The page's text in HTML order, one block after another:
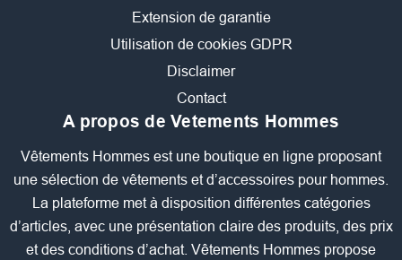
Extension de garantie
Utilisation de cookies GDPR
Disclaimer
Contact
A propos de Vetements Hommes
Vêtements Hommes est une boutique en ligne proposant
une sélection de vêtements et d’accessoires pour hommes.
La plateforme met à disposition différentes catégories
d’articles, avec une présentation claire des produits, des prix
et des conditions d’achat. Vêtements Hommes propose